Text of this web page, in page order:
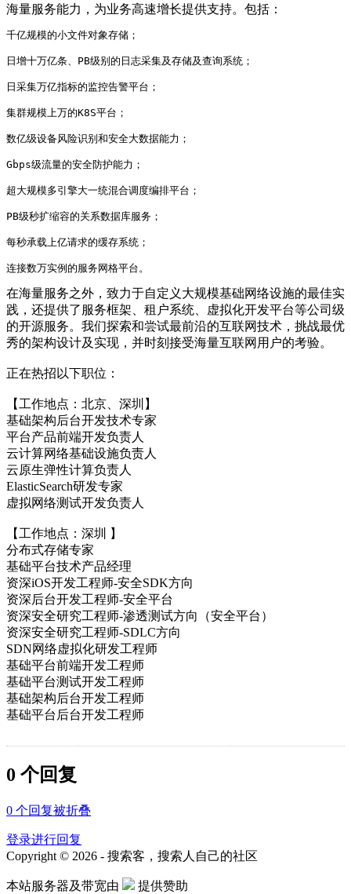
海量服务能力，为业务高速增长提供支持。包括：
千亿规模的小文件对象存储；
日增十万亿条、PB级别的日志采集及存储及查询系统；
日采集万亿指标的监控告警平台；
集群规模上万的K8S平台；
数亿级设备风险识别和安全大数据能力；
Gbps级流量的安全防护能力；
超大规模多引擎大一统混合调度编排平台；
PB级秒扩缩容的关系数据库服务；
每秒承载上亿请求的缓存系统；
连接数万实例的服务网格平台。
在海量服务之外，致力于自定义大规模基础网络设施的最佳实
践，还提供了服务框架、租户系统、虚拟化开发平台等公司级
的开源服务。我们探索和尝试最前沿的互联网技术，挑战最优
秀的架构设计及实现，并时刻接受海量互联网用户的考验。
正在热招以下职位：
【工作地点：北京、深圳】
基础架构后台开发技术专家
平台产品前端开发负责人
云计算网络基础设施负责人
云原生弹性计算负责人
ElasticSearch研发专家
虚拟网络测试开发负责人
【工作地点：深圳 】
分布式存储专家
基础平台技术产品经理
资深iOS开发工程师-安全SDK方向
资深后台开发工程师-安全平台
资深安全研究工程师-渗透测试方向（安全平台）
资深安全研究工程师-SDLC方向
SDN网络虚拟化研发工程师
基础平台前端开发工程师
基础平台测试开发工程师
基础架构后台开发工程师
基础平台后台开发工程师
0 个回复
0 个回复被折叠
登录进行回复
Copyright © 2026 - 搜索客，搜索人自己的社区
本站服务器及带宽由 提供赞助